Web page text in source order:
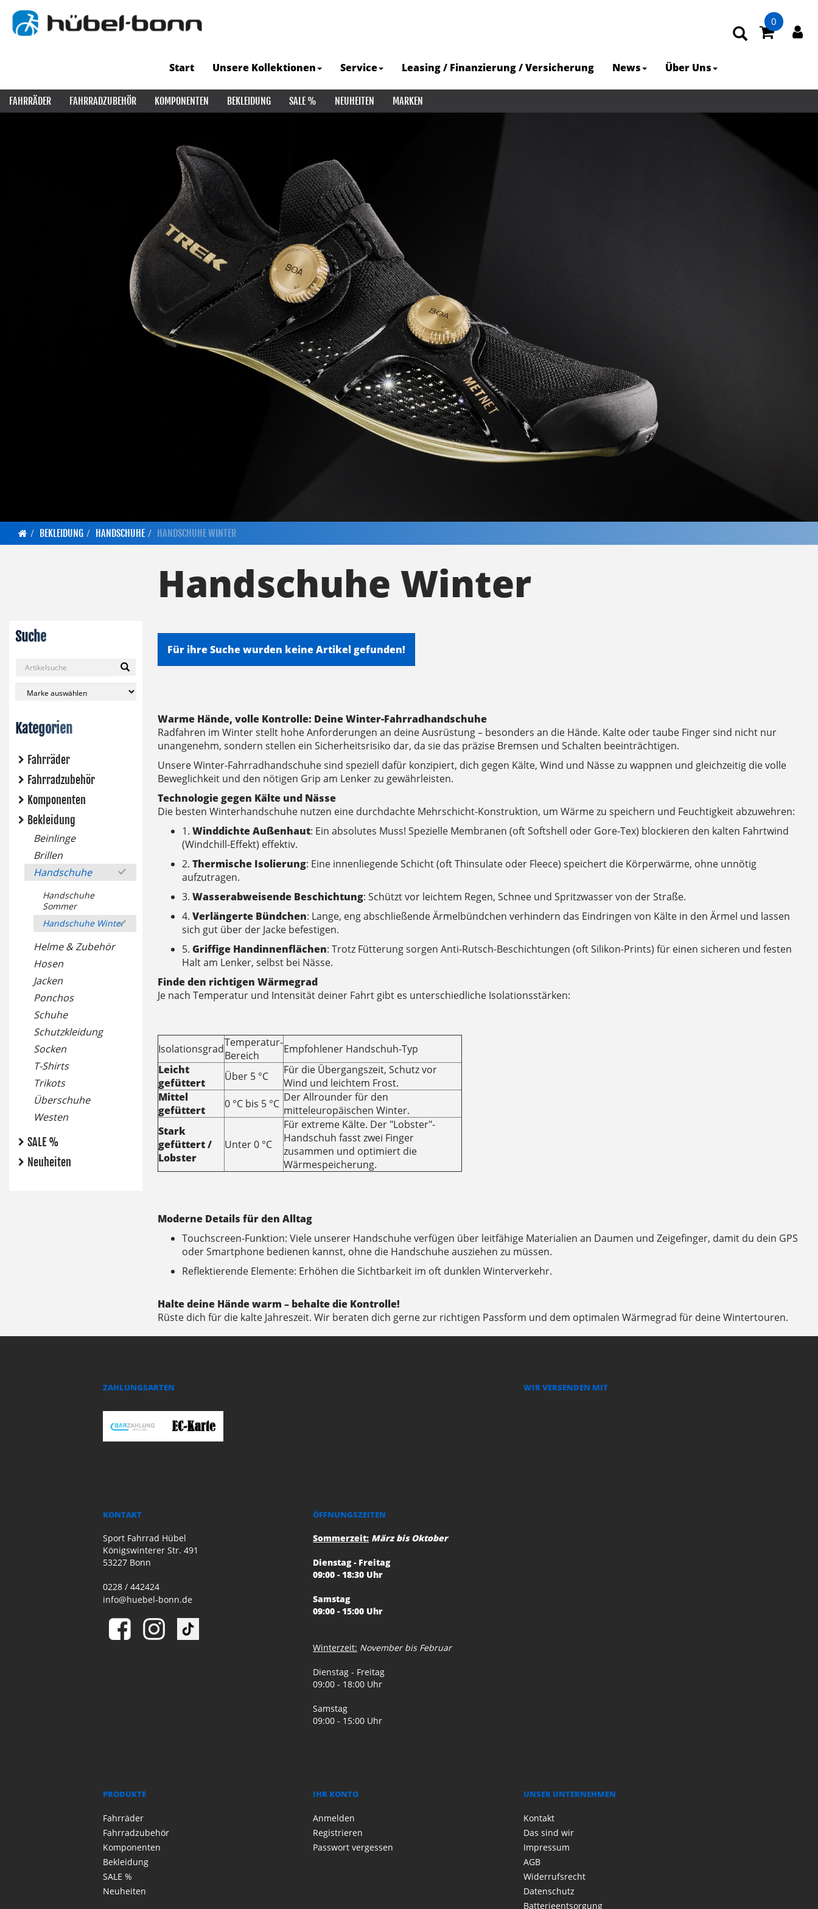
0
Start Unsere Kollektionen Service Leasing / Finanzierung / Versicherung News Über Uns
FAHRRÄDER FAHRRADZUBEHÖR KOMPONENTEN BEKLEIDUNG SALE % NEUHEITEN MARKEN
BEKLEIDUNG HANDSCHUHE HANDSCHUHE WINTER
Suche
Kategorien
Fahrräder
Fahrradzubehör
Komponenten
Bekleidung
Beinlinge
Brillen
Handschuhe
Handschuhe
Sommer
Handschuhe Winter
Helme & Zubehör
Hosen
Jacken
Ponchos
Schuhe
Schutzkleidung
Socken
T-Shirts
Trikots
Überschuhe
Westen
SALE %
Neuheiten
Handschuhe Winter
Für ihre Suche wurden keine Artikel gefunden!
Warme Hände, volle Kontrolle: Deine Winter-Fahrradhandschuhe
Radfahren im Winter stellt hohe Anforderungen an deine Ausrüstung – besonders an die Hände. Kalte oder taube Finger sind nicht nur
unangenehm, sondern stellen ein Sicherheitsrisiko dar, da sie das präzise Bremsen und Schalten beeinträchtigen.
Unsere Winter-Fahrradhandschuhe sind speziell dafür konzipiert, dich gegen Kälte, Wind und Nässe zu wappnen und gleichzeitig die volle
Beweglichkeit und den nötigen Grip am Lenker zu gewährleisten.
Technologie gegen Kälte und Nässe
Die besten Winterhandschuhe nutzen eine durchdachte Mehrschicht-Konstruktion, um Wärme zu speichern und Feuchtigkeit abzuwehren:
1. Winddichte Außenhaut: Ein absolutes Muss! Spezielle Membranen (oft Softshell oder Gore-Tex) blockieren den kalten Fahrtwind
(Windchill-Effekt) effektiv.
2. Thermische Isolierung: Eine innenliegende Schicht (oft Thinsulate oder Fleece) speichert die Körperwärme, ohne unnötig
aufzutragen.
3. Wasserabweisende Beschichtung: Schützt vor leichtem Regen, Schnee und Spritzwasser von der Straße.
4. Verlängerte Bündchen: Lange, eng abschließende Ärmelbündchen verhindern das Eindringen von Kälte in den Ärmel und lassen
sich gut über der Jacke befestigen.
5. Griffige Handinnenflächen: Trotz Fütterung sorgen Anti-Rutsch-Beschichtungen (oft Silikon-Prints) für einen sicheren und festen
Halt am Lenker, selbst bei Nässe.
Finde den richtigen Wärmegrad
Je nach Temperatur und Intensität deiner Fahrt gibt es unterschiedliche Isolationsstärken:
IsolationsgradTemperatur-
Bereich
Empfohlener Handschuh-Typ
Leicht
gefüttert
Über 5 °C
Für die Übergangszeit, Schutz vor
Wind und leichtem Frost.
Mittel
gefüttert
0 °C bis 5 °C Der Allrounder für den
mitteleuropäischen Winter.
Stark
gefüttert /
Lobster
Unter 0 °C
Für extreme Kälte. Der "Lobster"-
Handschuh fasst zwei Finger
zusammen und optimiert die
Wärmespeicherung.
Moderne Details für den Alltag
Touchscreen-Funktion: Viele unserer Handschuhe verfügen über leitfähige Materialien an Daumen und Zeigefinger, damit du dein GPS
oder Smartphone bedienen kannst, ohne die Handschuhe ausziehen zu müssen.
Reflektierende Elemente: Erhöhen die Sichtbarkeit im oft dunklen Winterverkehr.
Halte deine Hände warm – behalte die Kontrolle!
Rüste dich für die kalte Jahreszeit. Wir beraten dich gerne zur richtigen Passform und dem optimalen Wärmegrad für deine Wintertouren.
ZAHLUNGSARTEN WIR VERSENDEN MIT
KONTAKT
Sport Fahrrad Hübel
Königswinterer Str. 491
53227 Bonn
0228 / 442424
info@huebel-bonn.de
ÖFFNUNGSZEITEN
Sommerzeit: März bis Oktober
Dienstag - Freitag
09:00 - 18:30 Uhr
Samstag
09:00 - 15:00 Uhr
Winterzeit: November bis Februar
Dienstag - Freitag
09:00 - 18:00 Uhr
Samstag
09:00 - 15:00 Uhr
PRODUKTE
Fahrräder
Fahrradzubehör
Komponenten
Bekleidung
SALE %
Neuheiten
IHR KONTO
Anmelden
Registrieren
Passwort vergessen
UNSER UNTERNEHMEN
Kontakt
Das sind wir
Impressum
AGB
Widerrufsrecht
Datenschutz
Batterieentsorgung